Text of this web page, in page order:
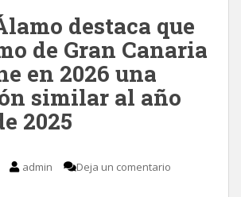
destaca que
de Gran Canaria
en 2026 una
similar al año
2025
admin Deja un comentario